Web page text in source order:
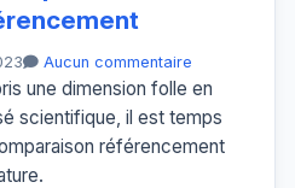
Aucun commentaire
une dimension folle en
scientifique, il est temps
référencement